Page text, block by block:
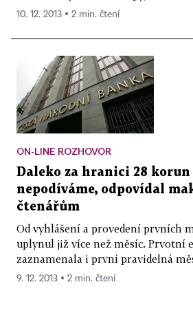
10. 12. 2013 ▪ 2 min. čtení
ON-LINE ROZHOVOR
Daleko za hranici 28 korun
nepodíváme, odpovídal
čtenářům
Od vyhlášení a provedení prvních
uplynul již více než měsíc. Prvotní
zaznamenala i první pravidelná
9. 12. 2013 ▪ 2 min. čtení